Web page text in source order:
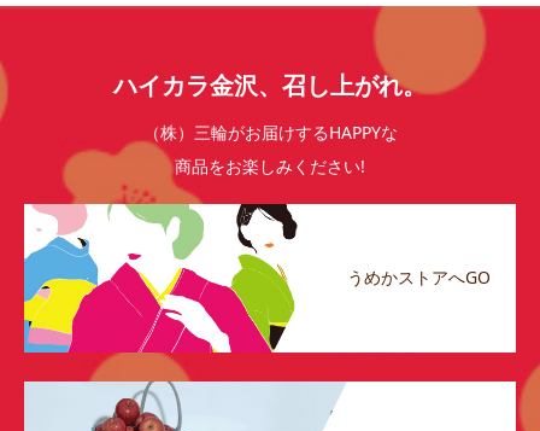
ハイカラ金沢、召し上がれ。
（株）三輪がお届けするHAPPYな
商品をお楽しみください!
うめかストアへGO